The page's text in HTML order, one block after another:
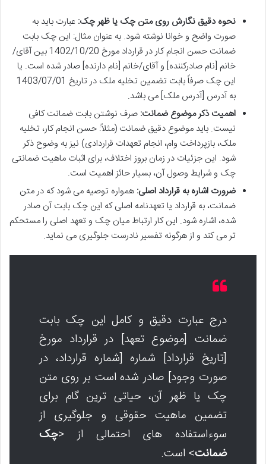
نحوه دقیق نگارش روی متن چک یا ظهر چک: عبارت باید به
صورت واضح و خوانا نوشته شود. به عنوان مثال: این چک بابت
ضمانت حسن انجام کار در قرارداد مورخ 1402/10/20 بین آقای/
خانم [نام صادرکننده] و آقای/خانم [نام دارنده] صادر شده است. یا
این چک صرفاً بابت تضمین تخلیه ملک در تاریخ 1403/07/01
به آدرس [آدرس ملک] می باشد.
اهمیت ذکر موضوع ضمانت: صرف نوشتن بابت ضمانت کافی
نیست. باید موضوع دقیق ضمانت (مثلاً: حسن انجام کار، تخلیه
ملک، بازپرداخت وام، انجام تعهدات قراردادی) نیز به وضوح ذکر
شود. این جزئیات در زمان بروز اختلاف، برای اثبات ماهیت ضمانتی
چک و شرایط وصول آن، بسیار حائز اهمیت است.
ضرورت اشاره به قرارداد اصلی: همواره توصیه می شود که در متن
ضمانت، به قرارداد یا تعهدنامه اصلی که این چک بابت آن صادر
شده، اشاره شود. این کار ارتباط میان چک و تعهد اصلی را مستحکم
تر می کند و از هرگونه تفسیر نادرست جلوگیری می نماید.
درج عبارت دقیق و کامل این چک بابت
ضمانت [موضوع تعهد] در قرارداد مورخ
[تاریخ قرارداد] شماره [شماره قرارداد، در
صورت وجود] صادر شده است بر روی متن
چک یا ظهر آن، حیاتی ترین گام برای
تضمین ماهیت حقوقی و جلوگیری از
سوءاستفاده های احتمالی از <چک
ضمانت> است.